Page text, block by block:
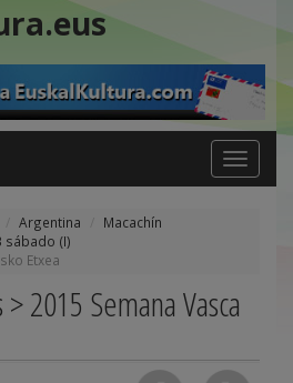
Toggle
navigation
Argentina
Macachín
sábado (I)
Etxea
2015 Semana Vasca